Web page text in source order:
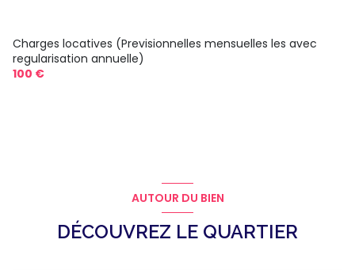
Charges locatives (Previsionnelles mensuelles les avec
regularisation annuelle)
100 €
AUTOUR DU BIEN
DÉCOUVREZ LE QUARTIER